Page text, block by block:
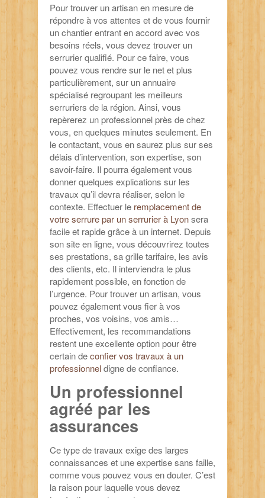
Pour trouver un artisan en mesure de
répondre à vos attentes et de vous fournir
un chantier entrant en accord avec vos
besoins réels, vous devez trouver un
serrurier qualifié. Pour ce faire, vous
pouvez vous rendre sur le net et plus
particulièrement, sur un annuaire
spécialisé regroupant les meilleurs
serruriers de la région. Ainsi, vous
repèrerez un professionnel près de chez
vous, en quelques minutes seulement. En
le contactant, vous en saurez plus sur ses
délais d’intervention, son expertise, son
savoir-faire. Il pourra également vous
donner quelques explications sur les
travaux qu’il devra réaliser, selon le
contexte. Effectuer le remplacement de
votre serrure par un serrurier à Lyonsera
facile et rapide grâce à un internet. Depuis
son site en ligne, vous découvrirez toutes
ses prestations, sa grille tarifaire, les avis
des clients, etc. Il interviendra le plus
rapidement possible, en fonction de
l’urgence. Pour trouver un artisan, vous
pouvez également vous fier à vos
proches, vos voisins, vos amis…
Effectivement, les recommandations
restent une excellente option pour être
certain deconfier vos travaux à un
professionneldigne de confiance.
Un professionnel
agréé par les
assurances
Ce type de travaux exige des larges
connaissances et une expertise sans faille,
comme vous pouvez vous en douter. C’est
la raison pour laquelle vous devez